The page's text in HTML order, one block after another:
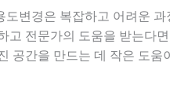
도변경은 복잡하고 어려운
고 전문가의 도움을 받는다
공간을 만드는 데 작은 도움